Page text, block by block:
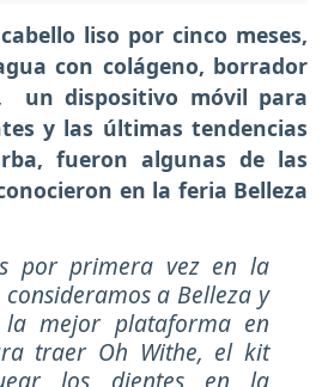
liso por cinco meses,
con colágeno, borrador
un dispositivo móvil para
y las últimas tendencias
fueron algunas de las
en la feria Belleza
por primera vez en la
a Belleza y
la mejor plataforma en
traer Oh Withe, el kit
los dientes en la